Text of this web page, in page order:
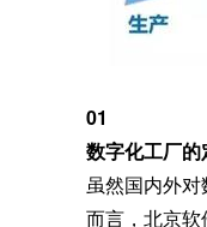
01
数字化工厂的
虽然国内外
而言，北京软